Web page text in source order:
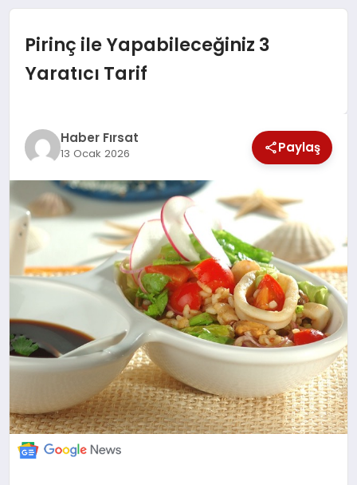
YAŞAM
TEKNOLOJİ
EKONOMİ
MAGAZİN
EĞİTİM
DÜNYA
Pirinç ile Yapabileceğiniz 3
Yaratıcı Tarif
Haber Fırsat
13 Ocak 2026 Paylaş